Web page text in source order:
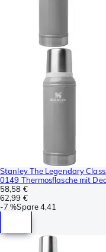
Stanley The Legendary
0149 Thermosflasche mit
58,58 €
62,99 €
-7 %Spare4,41